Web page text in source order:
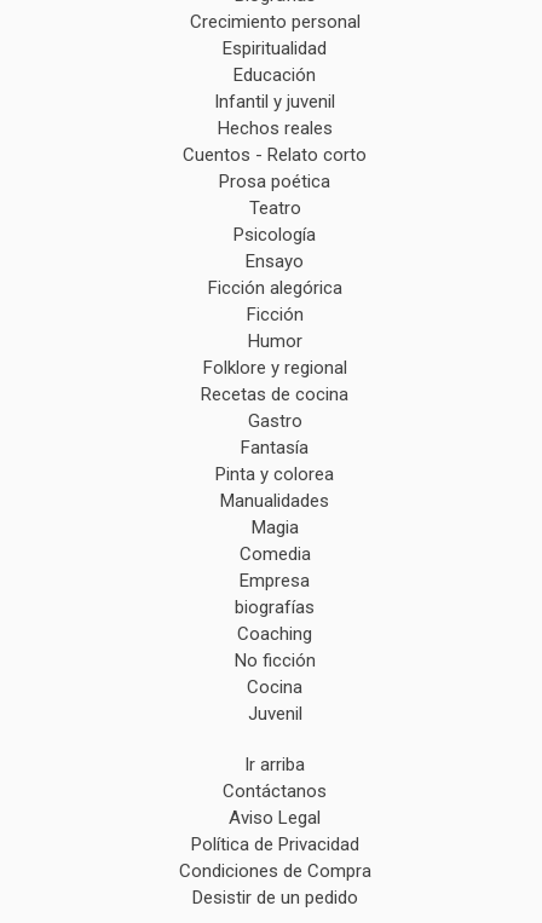
Crecimiento personal
Espiritualidad
Educación
Infantil y juvenil
Hechos reales
Cuentos - Relato corto
Prosa poética
Teatro
Psicología
Ensayo
Ficción alegórica
Ficción
Humor
Folklore y regional
Recetas de cocina
Gastro
Fantasía
Pinta y colorea
Manualidades
Magia
Comedia
Empresa
biografías
Coaching
No ficción
Cocina
Juvenil
Ir arriba
Contáctanos
Aviso Legal
Política de Privacidad
Condiciones de Compra
Desistir de un pedido